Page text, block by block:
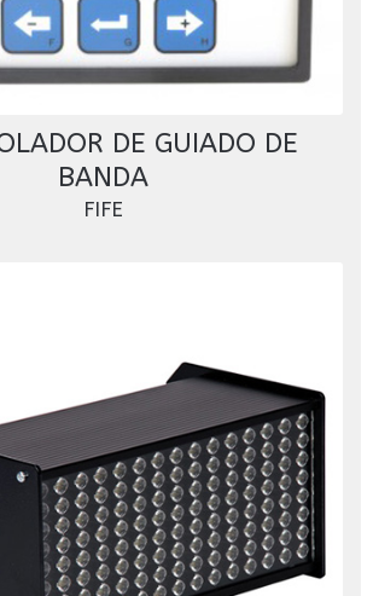
DE GUIADO DE
BANDA
FIFE